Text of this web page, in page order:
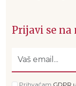
Prijavi se
Prihvaćam GDPR